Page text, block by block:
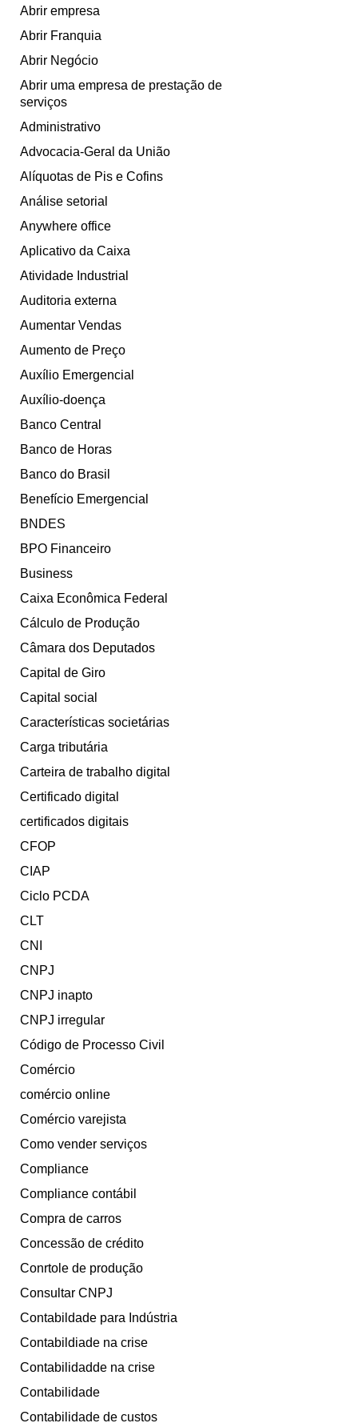
Abrir empresa
Abrir Franquia
Abrir Negócio
Abrir uma empresa de prestação de
serviços
Administrativo
Advocacia-Geral da União
Alíquotas de Pis e Cofins
Análise setorial
Anywhere office
Aplicativo da Caixa
Atividade Industrial
Auditoria externa
Aumentar Vendas
Aumento de Preço
Auxílio Emergencial
Auxílio-doença
Banco Central
Banco de Horas
Banco do Brasil
Benefício Emergencial
BNDES
BPO Financeiro
Business
Caixa Econômica Federal
Cálculo de Produção
Câmara dos Deputados
Capital de Giro
Capital social
Características societárias
Carga tributária
Carteira de trabalho digital
Certificado digital
certificados digitais
CFOP
CIAP
Ciclo PCDA
CLT
CNI
CNPJ
CNPJ inapto
CNPJ irregular
Código de Processo Civil
Comércio
comércio online
Comércio varejista
Como vender serviços
Compliance
Compliance contábil
Compra de carros
Concessão de crédito
Conrtole de produção
Consultar CNPJ
Contabildade para Indústria
Contabildiade na crise
Contabilidadde na crise
Contabilidade
Contabilidade de custos